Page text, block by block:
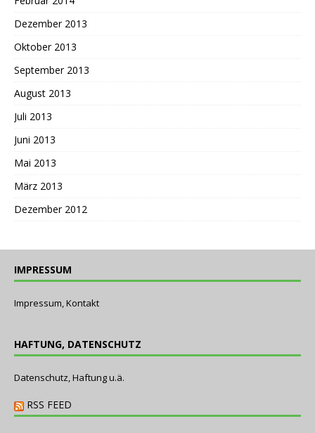
Dezember 2013
Oktober 2013
September 2013
August 2013
Juli 2013
Juni 2013
Mai 2013
März 2013
Dezember 2012
IMPRESSUM
Impressum, Kontakt
HAFTUNG, DATENSCHUTZ
Datenschutz, Haftung u.ä.
RSS FEED